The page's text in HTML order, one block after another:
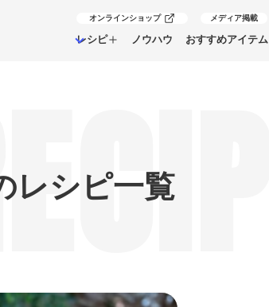
オンラインショップ メディア掲載
レシピ ノウハウ おすすめアイテム
レシピ一覧